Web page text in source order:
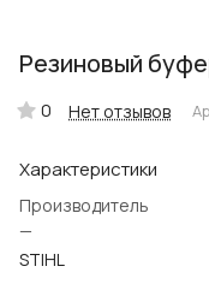
Резиновый
0 Нет отзывов
Характеристики
Производитель
—
STIHL